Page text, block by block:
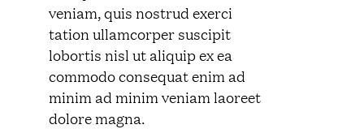
veniam, quis nostrud exerci
tation ullamcorper suscipit
lobortis nisl ut aliquip ex ea
commodo consequat enim ad
minim ad minim veniam laoreet
dolore magna.